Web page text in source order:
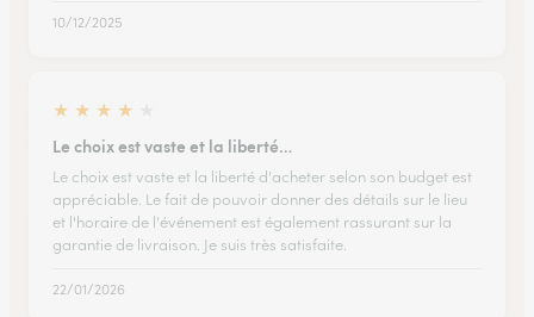
10/12/2025
★ ★ ★ ★
Le choix est vaste et la liberté…
Le choix est vaste et la liberté d'acheter selon son budget est
appréciable. Le fait de pouvoir donner des détails sur le lieu
et l'horaire de l'événement est également rassurant sur la
garantie de livraison. Je suis très satisfaite.
22/01/2026